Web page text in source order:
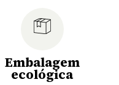
Embalagem
ecológica